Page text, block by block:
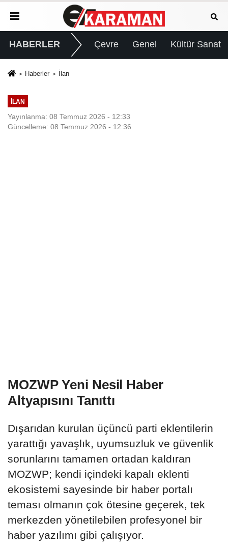
HABERLER Çevre Genel Kültür Sanat
Haberler İlan
İLAN
Yayınlanma: 08 Temmuz 2026 - 12:33
Güncelleme: 08 Temmuz 2026 - 12:36
MOZWP Yeni Nesil Haber
Altyapısını Tanıttı
Dışarıdan kurulan üçüncü parti eklentilerin
yarattığı yavaşlık, uyumsuzluk ve güvenlik
sorunlarını tamamen ortadan kaldıran
MOZWP; kendi içindeki kapalı eklenti
ekosistemi sayesinde bir haber portalı
teması olmanın çok ötesine geçerek, tek
merkezden yönetilebilen profesyonel bir
haber yazılımı gibi çalışıyor.